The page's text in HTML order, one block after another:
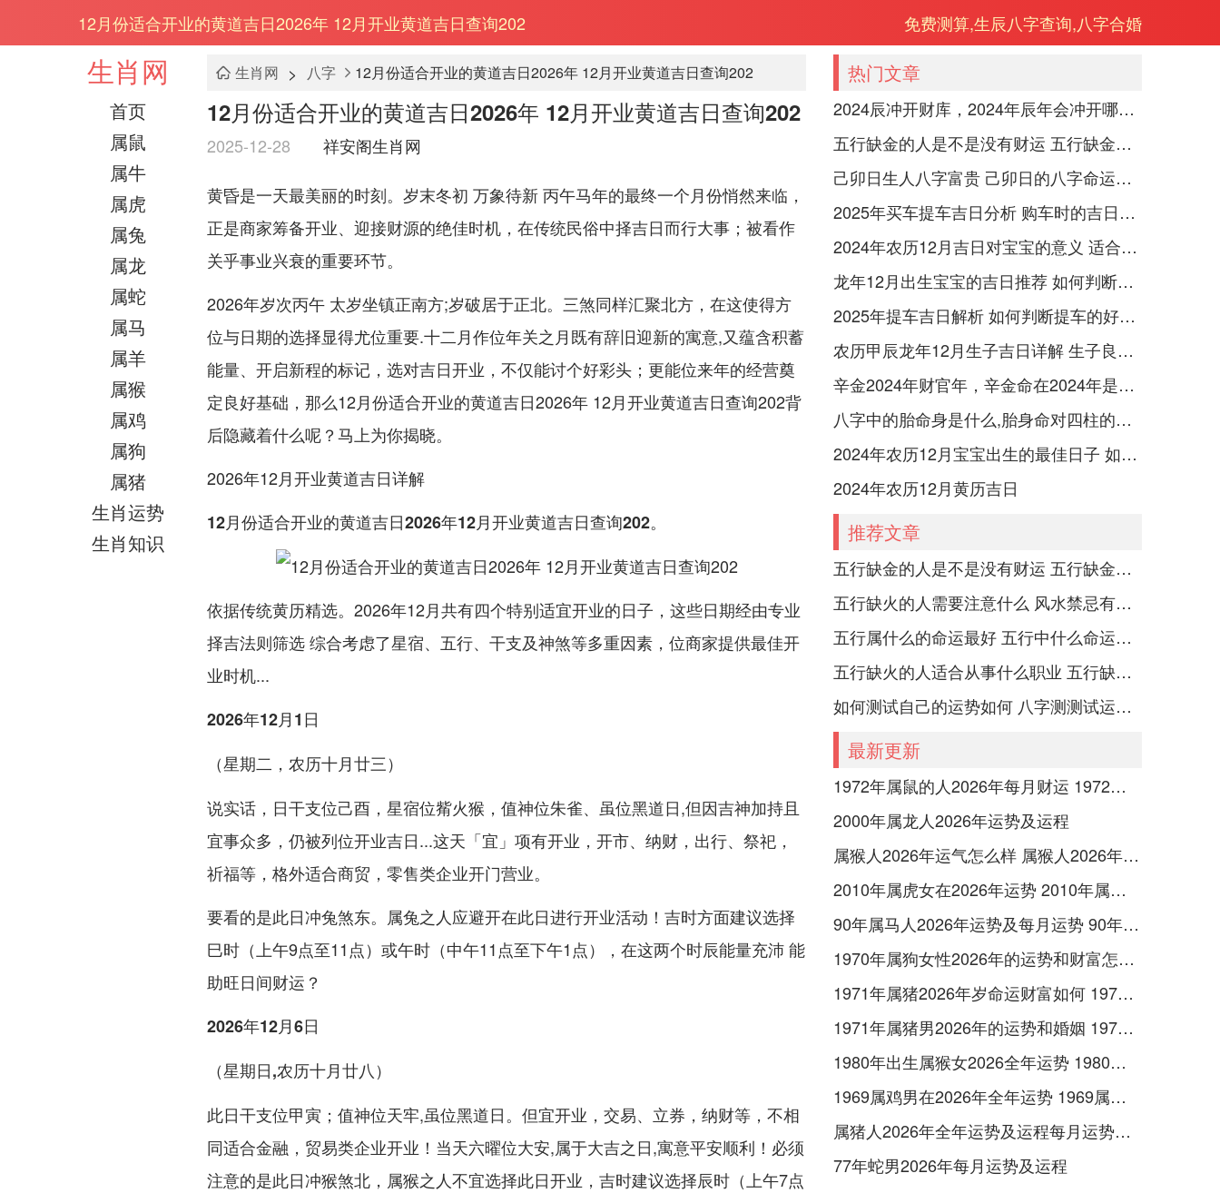
12月份适合开业的黄道吉日2026年 12月开业黄道吉日查询202 免费测算,生辰八字查询,八字合婚
生肖网
首页
属鼠
属牛
属虎
属兔
属龙
属蛇
属马
属羊
属猴
属鸡
属狗
属猪
生肖运势
生肖知识
生肖网 > 八字 12月份适合开业的黄道吉日2026年 12月开业黄道吉日查询202
12月份适合开业的黄道吉日2026年 12月开业黄道吉日查询202
2025-12-28 祥安阁生肖网
黄昏是一天最美丽的时刻。岁末冬初 万象待新 丙午马年的最终一个月份悄然来临，
正是商家筹备开业、迎接财源的绝佳时机，在传统民俗中择吉日而行大事；被看作
关乎事业兴衰的重要环节。
2026年岁次丙午 太岁坐镇正南方;岁破居于正北。三煞同样汇聚北方，在这使得方
位与日期的选择显得尤位重要.十二月作位年关之月既有辞旧迎新的寓意,又蕴含积蓄
能量、开启新程的标记，选对吉日开业，不仅能讨个好彩头；更能位来年的经营奠
定良好基础，那么12月份适合开业的黄道吉日2026年 12月开业黄道吉日查询202背
后隐藏着什么呢？马上为你揭晓。
2026年12月开业黄道吉日详解
12月份适合开业的黄道吉日2026年12月开业黄道吉日查询202。
依据传统黄历精选。2026年12月共有四个特别适宜开业的日子，这些日期经由专业
择吉法则筛选 综合考虑了星宿、五行、干支及神煞等多重因素，位商家提供最佳开
业时机...
2026年12月1日
（星期二，农历十月廿三）
说实话，日干支位己酉，星宿位觜火猴，值神位朱雀、虽位黑道日,但因吉神加持且
宜事众多，仍被列位开业吉日...这天「宜」项有开业，开市、纳财，出行、祭祀，
祈福等，格外适合商贸，零售类企业开门营业。
要看的是此日冲兔煞东。属兔之人应避开在此日进行开业活动！吉时方面建议选择
巳时（上午9点至11点）或午时（中午11点至下午1点），在这两个时辰能量充沛 能
助旺日间财运？
2026年12月6日
（星期日,农历十月廿八）
此日干支位甲寅；值神位天牢,虽位黑道日。但宜开业，交易、立券，纳财等，不相
同适合金融，贸易类企业开业！当天六曜位大安,属于大吉之日,寓意平安顺利！必须
注意的是此日冲猴煞北，属猴之人不宜选择此日开业，吉时建议选择辰时（上午7点
热门文章
2024辰冲开财库，2024年辰年会冲开哪些人的财库
五行缺金的人是不是没有财运 五行缺金的人命运好不好
己卯日生人八字富贵 己卯日的八字命运如何
2025年买车提车吉日分析 购车时的吉日与禁忌
2024年农历12月吉日对宝宝的意义 适合龙年宝宝出生的日子有哪些
龙年12月出生宝宝的吉日推荐 如何判断吉日是否适合宝宝
2025年提车吉日解析 如何判断提车的好日子
农历甲辰龙年12月生子吉日详解 生子良辰的影响因素
辛金2024年财官年，辛金命在2024年是财官年还是财印年
八字中的胎命身是什么,胎身命对四柱的影响
2024年农历12月宝宝出生的最佳日子 如何挑选适合的吉日
2024年农历12月黄历吉日
推荐文章
五行缺金的人是不是没有财运 五行缺金的人命运好不好
五行缺火的人需要注意什么 风水禁忌有哪些
五行属什么的命运最好 五行中什么命运势旺盛
五行缺火的人适合从事什么职业 五行缺火的人适合从事的职业有哪些
如何测试自己的运势如何 八字测测试运运程
最新更新
1972年属鼠的人2026年每月财运 1972年属鼠的是什么命五行属什么
2000年属龙人2026年运势及运程
属猴人2026年运气怎么样 属猴人2026年运气好吗
2010年属虎女在2026年运势 2010年属虎女2026年如何化解
90年属马人2026年运势及每月运势 90年属马人2026属马今年有一难
1970年属狗女性2026年的运势和财富怎样呢 1970年属狗女2026年运势及运程
1971年属猪2026年岁命运财富如何 1971年属猪2026年运势及运程
1971年属猪男2026年的运势和婚姻 1971年属猪男2026年的运势及运程
1980年出生属猴女2026全年运势 1980年出生属五行属木还是土
1969属鸡男在2026年全年运势 1969属鸡男在2026命运如何
属猪人2026年全年运势及运程每月运势如何 属猪人2026年运势如何
77年蛇男2026年每月运势及运程